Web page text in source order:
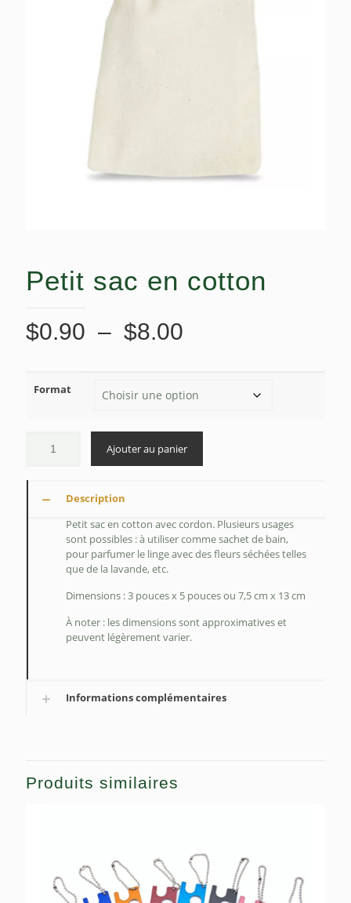
Petit sac en cotton
$0.90 – $8.00
$0.90
à
$8.00
Format
Ajouter au panier
Description
Petit sac en cotton avec cordon. Plusieurs usages
sont possibles : à utiliser comme sachet de bain,
pour parfumer le linge avec des fleurs séchées telles
que de la lavande, etc.
Dimensions : 3 pouces x 5 pouces ou 7,5 cm x 13 cm
À noter : les dimensions sont approximatives et
peuvent légèrement varier.
Informations complémentaires
Produits similaires